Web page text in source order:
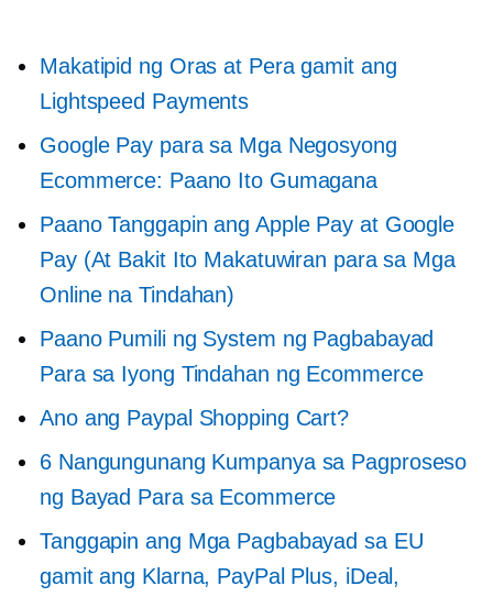
Makatipid ng Oras at Pera gamit ang
Lightspeed Payments
Google Pay para sa Mga Negosyong
Ecommerce: Paano Ito Gumagana
Paano Tanggapin ang Apple Pay at Google
Pay (At Bakit Ito Makatuwiran para sa Mga
Online na Tindahan)
Paano Pumili ng System ng Pagbabayad
Para sa Iyong Tindahan ng Ecommerce
Ano ang Paypal Shopping Cart?
6 Nangungunang Kumpanya sa Pagproseso
ng Bayad Para sa Ecommerce
Tanggapin ang Mga Pagbabayad sa EU
gamit ang Klarna, PayPal Plus, iDeal,